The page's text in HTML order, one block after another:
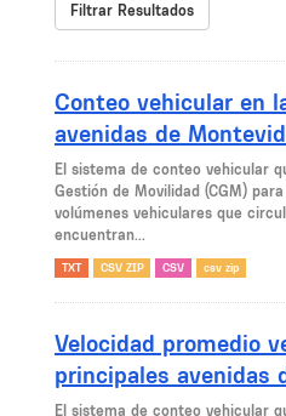
Filtrar Resultados
Conteo vehicular en
avenidas de
El sistema de conteo vehicular
Gestión de Movilidad (CGM)
volúmenes vehiculares que
encuentran...
TXT CSV ZIP CSV csv zip
Velocidad promedio
principales avenidas
El sistema de conteo vehicular